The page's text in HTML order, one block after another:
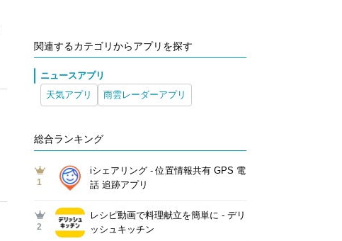
関連するカテゴリからアプリを探す
ニュースアプリ
天気アプリ
雨雲レーダーアプリ
総合ランキング
1
iシェアリング - 位置情報共有 GPS 電
話 追跡アプリ
2
レシピ動画で料理献立を簡単‪に - デリ
ッシュキッチン